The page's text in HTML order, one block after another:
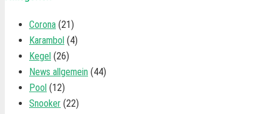
Corona (21)
Karambol (4)
Kegel (26)
News allgemein (44)
Pool (12)
Snooker (22)